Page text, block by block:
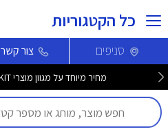
כל הקטגוריות
סניפים צור קשר
מחיר מיוחד על מגוון מוצרי PETKIT לחברי מועדון >>